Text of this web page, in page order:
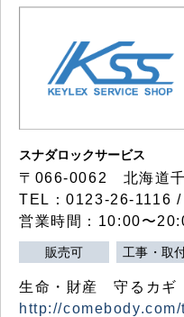
スナダロックサービス
〒066-0062 北海道
TEL：0123-26-1116
営業時間：10:00〜
販売可 工事・取
生命・財産 守るカギ
http://